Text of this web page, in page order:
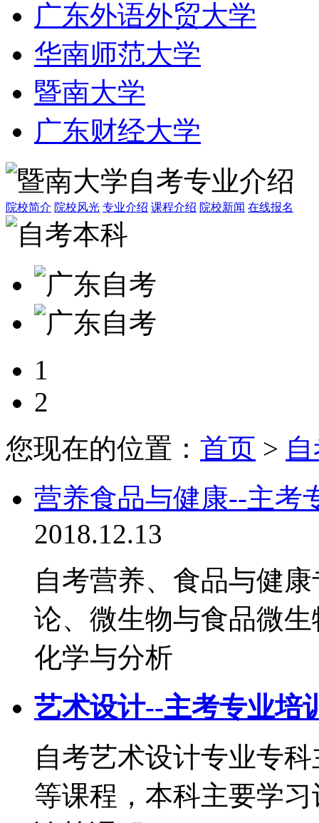
广东外语外贸大学
华南师范大学
暨南大学
广东财经大学
院校简介 院校风光 专业介绍 课程介绍 院校新闻 在线报名
1
2
您现在的位置： 首页 >
营养食品与健康--主考
2018.12.13
自考营养、食品与健
论、微生物与食品微
化学与分析
艺术设计--主考专业培
自考艺术设计专业专
等课程，本科主要学